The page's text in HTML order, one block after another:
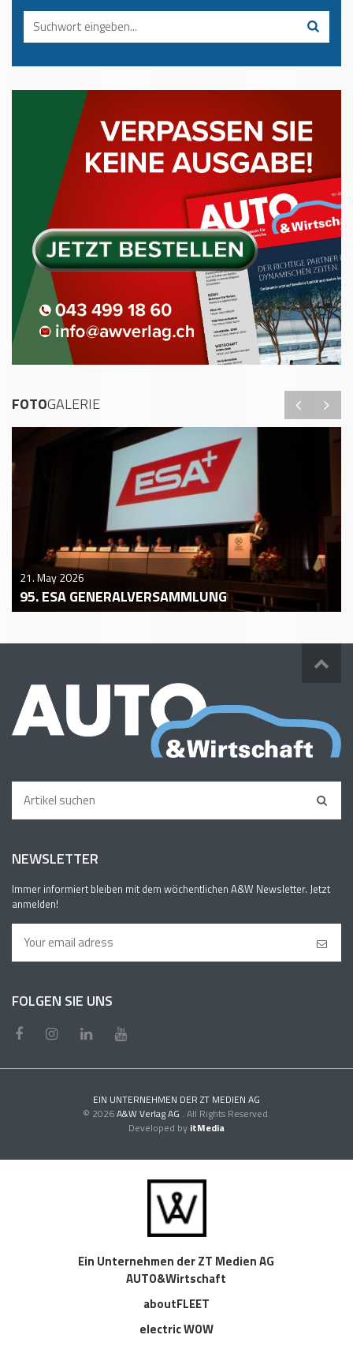
FOTOGALERIE
21. May 2026
95. ESA GENERALVERSAMMLUNG
NEWSLETTER
Immer informiert bleiben mit dem wöchentlichen A&W Newsletter. Jetzt
anmelden!
FOLGEN SIE UNS
EIN UNTERNEHMEN DER ZT MEDIEN AG
© 2026A&W Verlag AG . All Rights Reserved.
Developed by itMedia
Ein Unternehmen der ZT Medien AG
AUTO&Wirtschaft
aboutFLEET
electric WOW